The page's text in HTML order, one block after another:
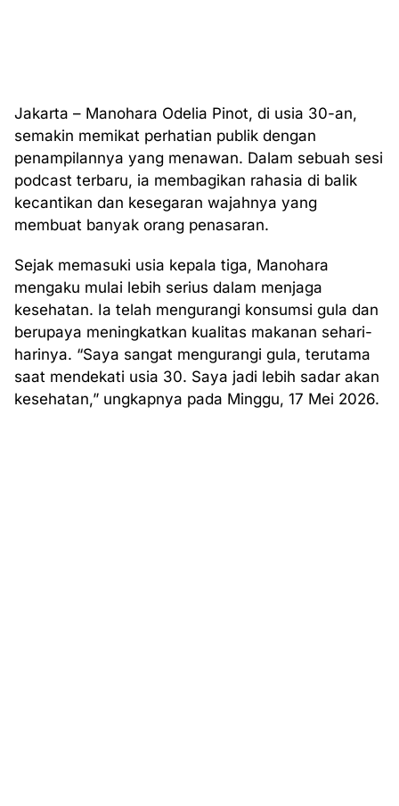
Jakarta – Manohara Odelia Pinot, di usia 30-an,
semakin memikat perhatian publik dengan
penampilannya yang menawan. Dalam sebuah sesi
podcast terbaru, ia membagikan rahasia di balik
kecantikan dan kesegaran wajahnya yang
membuat banyak orang penasaran.
Sejak memasuki usia kepala tiga, Manohara
mengaku mulai lebih serius dalam menjaga
kesehatan. Ia telah mengurangi konsumsi gula dan
berupaya meningkatkan kualitas makanan sehari-
harinya. “Saya sangat mengurangi gula, terutama
saat mendekati usia 30. Saya jadi lebih sadar akan
kesehatan,” ungkapnya pada Minggu, 17 Mei 2026.